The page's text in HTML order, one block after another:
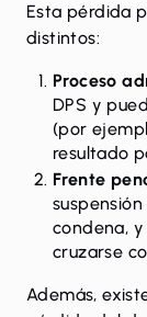
Esta pérdida
distintos:
Proceso
DPS y
(por
resultado
Frente
condena,
cruzarse
Además,